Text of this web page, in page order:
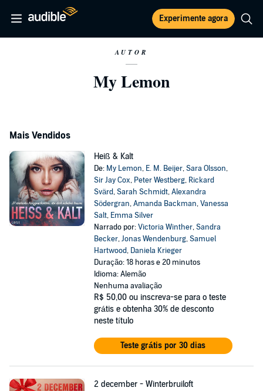
Experimente agora
AUTOR
My Lemon
Mais Vendidos
Heiß & Kalt
De: My Lemon, E. M. Beijer,Sara Olsson,
Sir Jay Cox, Peter Westberg, Rickard
Svärd,Sarah Schmidt,Alexandra
Södergran,Amanda Backman,Vanessa
Salt, Emma Silver
Narrado por:Victoria Winther,Sandra
Becker,Jonas Wendenburg,Samuel
Hartwood, Daniela Krieger
Duração: 18 horas e 20 minutos
Idioma: Alemão
Nenhuma avaliação
R$ 50,00 ou inscreva-se para o teste
grátis e obtenha 30% de desconto
neste título
Teste grátis por 30 dias
2 december - Winterbruiloft